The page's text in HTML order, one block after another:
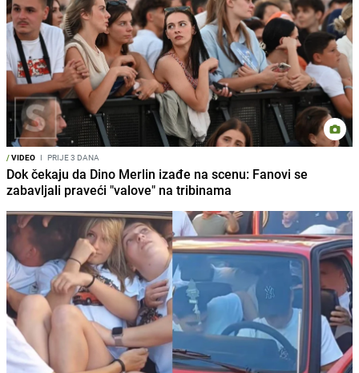
/VIDEO I PRIJE 3 DANA
Dok čekaju da Dino Merlin izađe na scenu: Fanovi se
zabavljali praveći "valove" na tribinama